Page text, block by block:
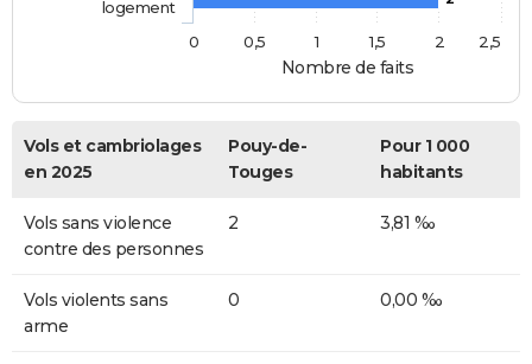
Nombre de faits
logement
0
0,5 1 1,5 2 2,5
Vols et cambriolages
en 2025
Pouy-de-
Touges
Pour 1 000
habitants
Vols sans violence
contre des personnes
2 3,81 ‰
Vols violents sans
arme
0 0,00 ‰